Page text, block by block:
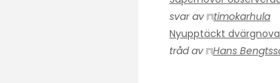
svar av
timokarhula
Nyupptäckt
tråd av
Hans